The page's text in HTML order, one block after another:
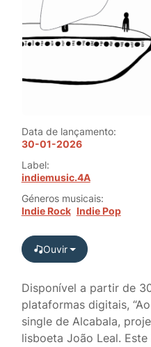
Data de lançamento:
30-01-2026
Label:
indiemusic.4A
Géneros musicais:
Indie Rock Indie Pop
Ouvir
Disponível a partir de
plataformas digitais,
single de Alcabala,
lisboeta João Leal.